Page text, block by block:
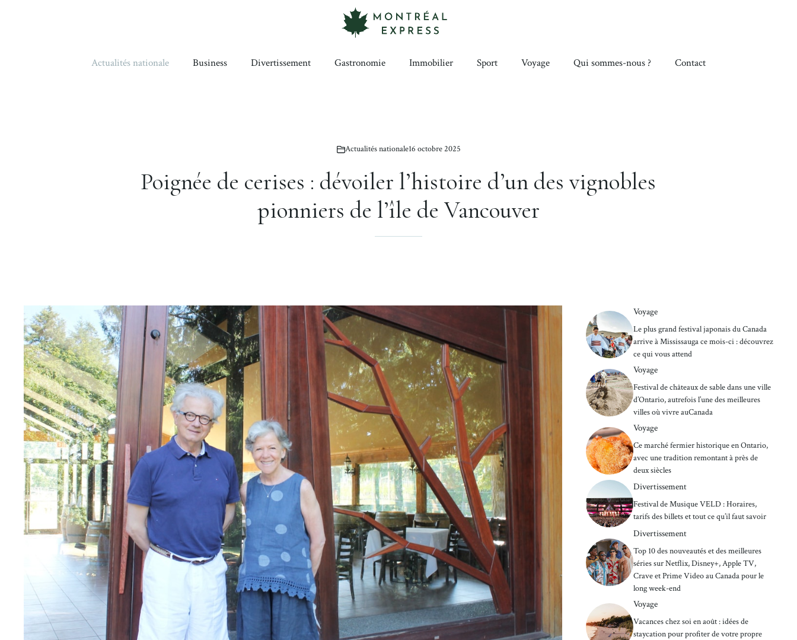
Actualités nationale Business Divertissement Gastronomie Immobilier Sport Voyage Qui sommes-nous ? Contact
Actualités nationale16 octobre 2025
Poignée de cerises : dévoiler l’histoire d’un des vignobles
pionniers de l’île de Vancouver
Voyage
Le plus grand festival japonais du Canada
arrive à Mississauga ce mois-ci : découvrez
ce qui vous attend
Voyage
Festival de châteaux de sable dans une ville
d’Ontario, autrefois l’une des meilleures
villes où vivre auCanada
Voyage
Ce marché fermier historique en Ontario,
avec une tradition remontant à près de
deux siècles
Divertissement
Festival de Musique VELD : Horaires,
tarifs des billets et tout ce qu’il faut savoir
Divertissement
Top 10 des nouveautés et des meilleures
séries sur Netflix, Disney+, Apple TV,
Crave et Prime Video au Canada pour le
long week-end
Voyage
Vacances chez soi en août : idées de
staycation pour profiter de votre propre